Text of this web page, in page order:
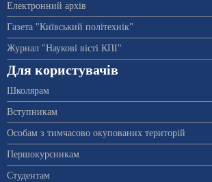
Електронний архів
Газета "Київський політехнік"
Журнал "Наукові вісті КПІ"
Для користувачів
Школярам
Вступникам
Особам з тимчасово окупованих територій
Першокурсникам
Студентам